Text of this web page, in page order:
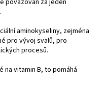
aminokyseliny, zejména
pro vývoj svalů, pro
procesů.
na vitamin B, to pomáhá